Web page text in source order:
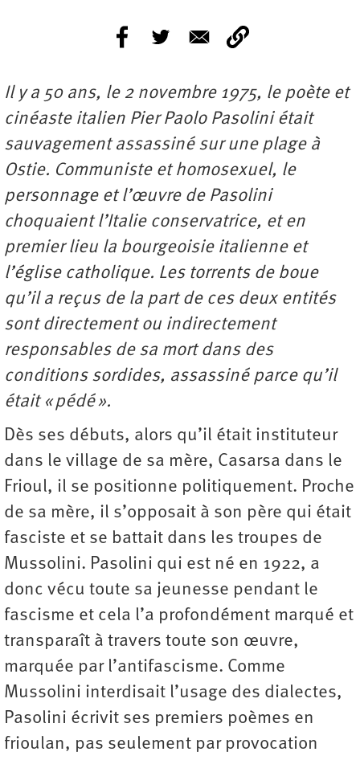
Il y a 50 ans, le 2 novembre 1975, le poète et
cinéaste italien Pier Paolo Pasolini était
sauvagement assassiné sur une plage à
Ostie. Communiste et homosexuel, le
personnage et l’œuvre de Pasolini
choquaient l’Italie conservatrice, et en
premier lieu la bourgeoisie italienne et
l’église catholique. Les torrents de boue
qu’il a reçus de la part de ces deux entités
sont directement ou indirectement
responsables de sa mort dans des
conditions sordides, assassiné parce qu’il
était « pédé ».
Dès ses débuts, alors qu’il était instituteur
dans le village de sa mère, Casarsa dans le
Frioul, il se positionne politiquement. Proche
de sa mère, il s’opposait à son père qui était
fasciste et se battait dans les troupes de
Mussolini. Pasolini qui est né en 1922, a
donc vécu toute sa jeunesse pendant le
fascisme et cela l’a profondément marqué et
transparaît à travers toute son œuvre,
marquée par l’antifascisme. Comme
Mussolini interdisait l’usage des dialectes,
Pasolini écrivit ses premiers poèmes en
frioulan, pas seulement par provocation